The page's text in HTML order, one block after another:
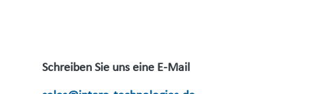
Schreiben Sie uns eine E-Mail